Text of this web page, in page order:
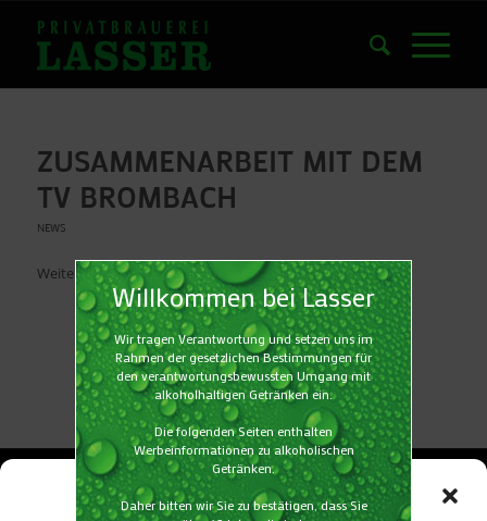
Cookie-Zustimmung
verwalten
ZUSAMMENARBEIT MIT DEM
TV BROMBACH
NEWS
Weiterlesen
© COPYRIGHT - PRIVATBRAUEREI LASSER GMBH & CO.KG -powered by
Enfold WordPress Theme